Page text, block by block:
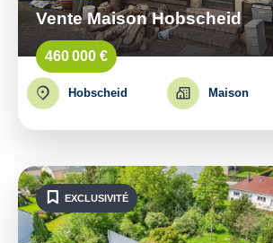
Vente Maison Hobscheid
460 000 €
Hobscheid Maison
EXCLUSIVITÉ